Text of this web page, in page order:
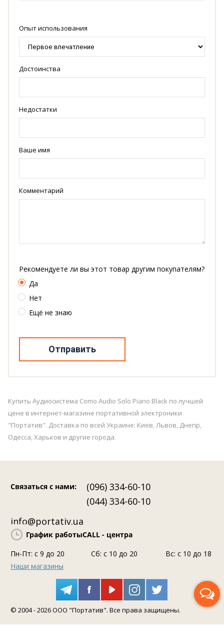
Опыт использования
Достоинства
Недостатки
Ваше имя
Комментарий
Рекомендуете ли вы этот товар другим покупателям?
Да
Нет
Ещё не знаю
Отправить
Купить Аудиосистема Como Audio Solo Piano Black по лучшей
цене в интернет-магазине портативной электроники
"Портатив". Доставка по всей Украине: Киев, Львов, Днепр,
Одесса, Харьков и другие города.
Связаться с нами:
(096) 334-60-10
(044) 334-60-10
info@portativ.ua
График работыCALL - центра
Пн-Пт: c 9 до 20
Сб: с 10 до 20
Вс: с 10 до 18
Наши магазины
© 2004 - 2026 ООО "Портатив". Все права защищены.
Перезвоните мне
Помощь консультанта